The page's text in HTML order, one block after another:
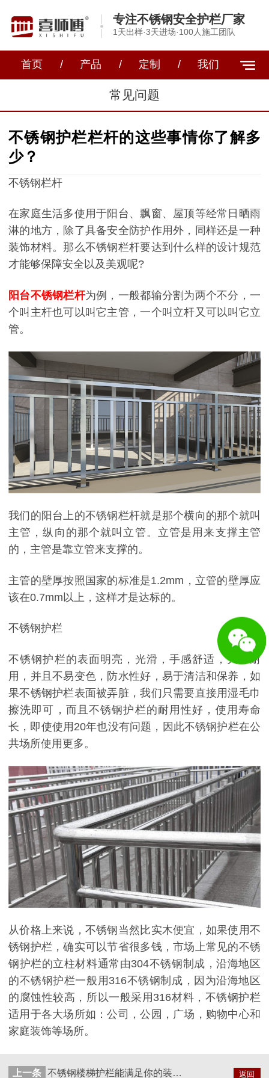
专注不锈钢安全护栏厂家
1天出样·3天进场·100人施工团队
首页 / 产品 / 定制 / 我们
常见问题
不锈钢护栏栏杆的这些事情你了解多
少？
不锈钢栏杆
在家庭生活多使用于阳台、飘窗、屋顶等经常日晒雨
淋的地方，除了具备安全防护作用外，同样还是一种
装饰材料。那么不锈钢栏杆要达到什么样的设计规范
才能够保障安全以及美观呢?
阳台不锈钢栏杆为例，一般都输分割为两个不分，一
个叫主杆也可以叫它主管，一个叫立杆又可以叫它立
管。
我们的阳台上的不锈钢栏杆就是那个横向的那个就叫
主管，纵向的那个就叫立管。立管是用来支撑主管
的，主管是靠立管来支撑的。
主管的壁厚按照国家的标准是1.2mm，立管的壁厚应
该在0.7mm以上，这样才是达标的。
不锈钢护栏
不锈钢护栏的表面明亮，光滑，手感舒适，大方耐
用，并且不易变色，防水性好，易于清洁和保养，如
果不锈钢护栏表面被弄脏，我们只需要直接用湿毛巾
擦洗即可，而且不锈钢护栏的耐用性好，使用寿命
长，即使使用20年也没有问题，因此不锈钢护栏在公
共场所使用更多。
从价格上来说，不锈钢当然比实木便宜，如果使用不
锈钢护栏，确实可以节省很多钱，市场上常见的不锈
钢护栏的立柱材料通常由304不锈钢制成，沿海地区
的不锈钢护栏一般用316不锈钢制成，因为沿海地区
的腐蚀性较高，所以一般采用316材料，不锈钢护栏
适用于各大场所如：公司，公园，广场，购物中心和
家庭装饰等场所。
返回
上一条 不锈钢楼梯护栏能满足你的装修需求还是木质呢？